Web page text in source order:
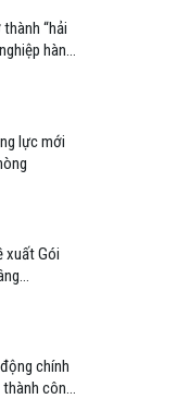
“hải
hàng
lực mới
xuất Gói
hải
chính
thành công